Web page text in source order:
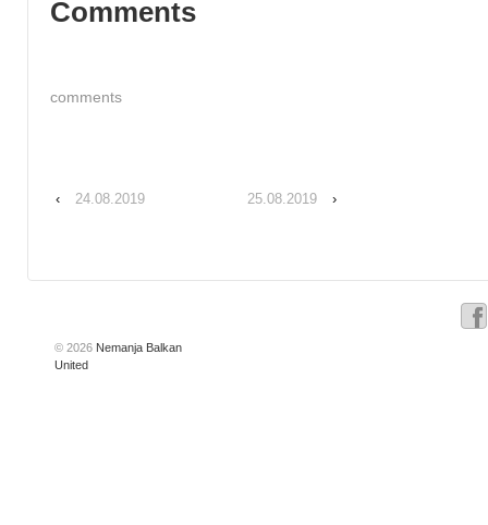
Comments
comments
‹ 24.08.2019 25.08.2019 ›
© 2026 Nemanja Balkan
United